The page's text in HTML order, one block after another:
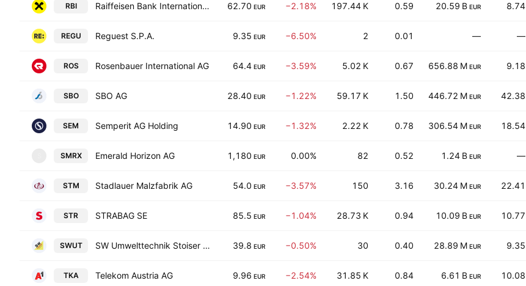
RBI Raiffeisen Bank International AG 62.70 EUR −2.18% 197.44 K 0.59 20.59 B EUR 8.74
REGU Reguest S.P.A. 9.35 EUR −6.50% 2 0.01 — —
ROS Rosenbauer International AG 64.4 EUR −3.59% 5.02 K 0.67 656.88 M EUR 9.18
SBO SBO AG 28.40 EUR −1.22% 59.17 K 1.50 446.72 M EUR 42.38
SEM Semperit AG Holding 14.90 EUR −1.32% 2.22 K 0.78 306.54 M EUR 18.54
SMRX Emerald Horizon AG 1,180 EUR 0.00% 82 0.52 1.24 B EUR —
STM Stadlauer Malzfabrik AG 54.0 EUR −3.57% 150 3.16 30.24 M EUR 22.41
STR STRABAG SE 85.5 EUR −1.04% 28.73 K 0.94 10.09 B EUR 10.77
SWUT SW Umwelttechnik Stoiser & Wolschner AG 39.8 EUR −0.50% 30 0.40 28.89 M EUR 9.35
TKA Telekom Austria AG 9.96 EUR −2.54% 31.85 K 0.84 6.61 B EUR 10.08